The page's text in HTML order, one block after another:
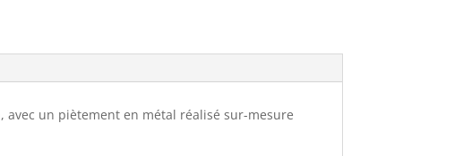
avec un piètement en métal réalisé sur-mesure